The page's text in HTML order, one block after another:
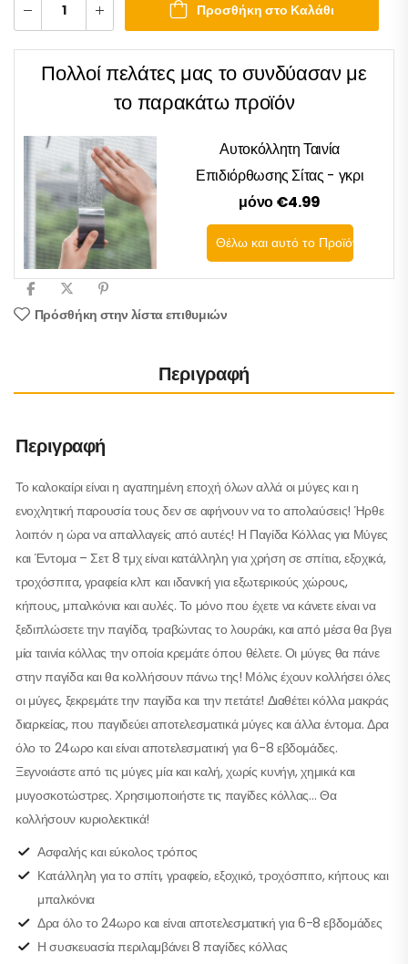
Προσθήκη στο Καλάθι
Πολλοί πελάτες μας το συνδύασαν με
το παρακάτω προϊόν
Αυτοκόλλητη Ταινία
Επιδιόρθωσης Σίτας - γκρι
μόνο €4.99
Θέλω και αυτό το Προϊόν
Πρόσθήκη στην λίστα επιθυμιών
Περιγραφή
Περιγραφή
Το καλοκαίρι είναι η αγαπημένη εποχή όλων αλλά οι μύγες και η
ενοχλητική παρουσία τους δεν σε αφήνουν να το απολαύσεις! Ήρθε
λοιπόν η ώρα να απαλλαγείς από αυτές! Η Παγίδα Κόλλας για Μύγες
και Έντομα – Σετ 8 τμχ είναι κατάλληλη για χρήση σε σπίτια, εξοχικά,
τροχόσπιτα, γραφεία κλπ και ιδανική για εξωτερικούς χώρους,
κήπους, μπαλκόνια και αυλές. Το μόνο που έχετε να κάνετε είναι να
ξεδιπλώσετε την παγίδα, τραβώντας το λουράκι, και από μέσα θα βγει
μία ταινία κόλλας την οποία κρεμάτε όπου θέλετε. Οι μύγες θα πάνε
στην παγίδα και θα κολλήσουν πάνω της! Μόλις έχουν κολλήσει όλες
οι μύγες, ξεκρεμάτε την παγίδα και την πετάτε! Διαθέτει κόλλα μακράς
διαρκείας, που παγιδεύει αποτελεσματικά μύγες και άλλα έντομα. Δρα
όλο το 24ωρο και είναι αποτελεσματική για 6-8 εβδομάδες.
Ξεγνοιάστε από τις μύγες μία και καλή, χωρίς κυνήγι, χημικά και
μυγοσκοτώστρες. Χρησιμοποιήστε τις παγίδες κόλλας… Θα
κολλήσουν κυριολεκτικά!
Ασφαλής και εύκολος τρόπος
Κατάλληλη για το σπίτι, γραφείο, εξοχικό, τροχόσπιτο, κήπους και
μπαλκόνια
Δρα όλο το 24ωρο και είναι αποτελεσματική για 6-8 εβδομάδες
Η συσκευασία περιλαμβάνει 8 παγίδες κόλλας